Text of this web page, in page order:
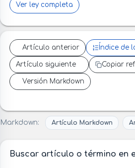
Ver ley completa
Artículo anterior Índice de
Artículo siguiente Copiar
Versión Markdown
Markdown: Artículo Markdown
Buscar artículo o término en